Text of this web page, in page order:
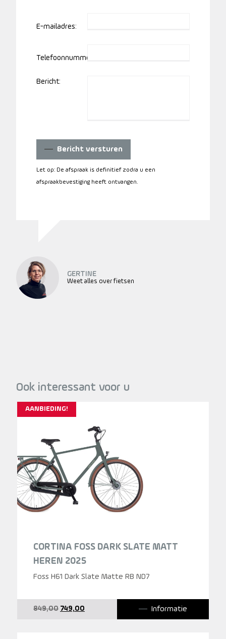
E-mailadres:
Telefoonnummer:
Bericht:
Bericht versturen
Let op: De afspraak is definitief zodra u een
afspraakbevestiging heeft ontvangen.
GERTINE
Weet alles over fietsen
Ook interessant voor u
AANBIEDING!
CORTINA FOSS DARK SLATE MATT
HEREN 2025
Foss H61 Dark Slate Matte RB ND7
849,00 Oorspronkelijke
749,00 Informatie